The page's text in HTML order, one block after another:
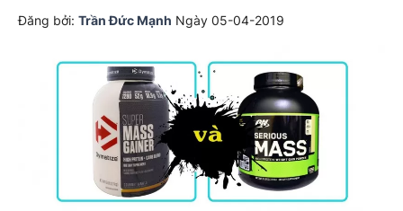
Đăng bởi: Trần Đức Mạnh Ngày 05-04-2019